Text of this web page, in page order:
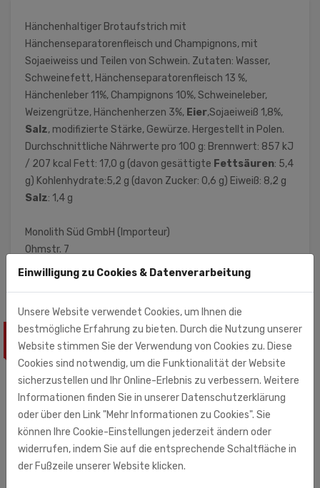
Hänchenhaltiger Brotaufstrich mit
Hänchenseparatorenfleisch und Champignons, mit
Sojaeiweiss und Teilen von Schwein. Zutaten: Wasser,
Schweinefett, Hänchenseparatorenfleisch 13 %,
Hänchenleber 11%, Champignons 10%, Schweineleber,
Weizengrütze, Hänchenherzen 3%, Eier,Sojaeiweiß 1,8%,
Salz, modifizierte Stärke, Gewürze. Hergestellt in Polen.
Durchschnittliche Nährwerte pro 100 g: Brennwert: 857 kJ
/ 207 kcal Fett: 17,0 g (davon gesättigte Fettsäuren: 5,4
g) Kohlenhydrate:5,2 g (davon Zucker: 0,6 g) Eiweiß: 8,2 g
Salz: 1,4 g
Monolith Süd GmbH (Importeur)
Ohmstr. 7
71083 Herrenberg
ÄHNLICHE PRODUKTE
Einwilligung zu Cookies & Datenverarbeitung
Unsere Website verwendet Cookies, um Ihnen die
bestmögliche Erfahrung zu bieten. Durch die Nutzung unserer
Website stimmen Sie der Verwendung von Cookies zu. Diese
Cookies sind notwendig, um die Funktionalität der Website
sicherzustellen und Ihr Online-Erlebnis zu verbessern. Weitere
Informationen finden Sie in unserer Datenschutzerklärung
oder über den Link "Mehr Informationen zu Cookies". Sie
können Ihre Cookie-Einstellungen jederzeit ändern oder
widerrufen, indem Sie auf die entsprechende Schaltfläche in
der Fußzeile unserer Website klicken.